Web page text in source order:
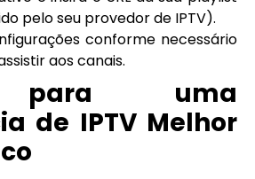
pelo seu provedor de IPTV).
conforme necessário
aos canais.
para uma
de IPTV Melhor